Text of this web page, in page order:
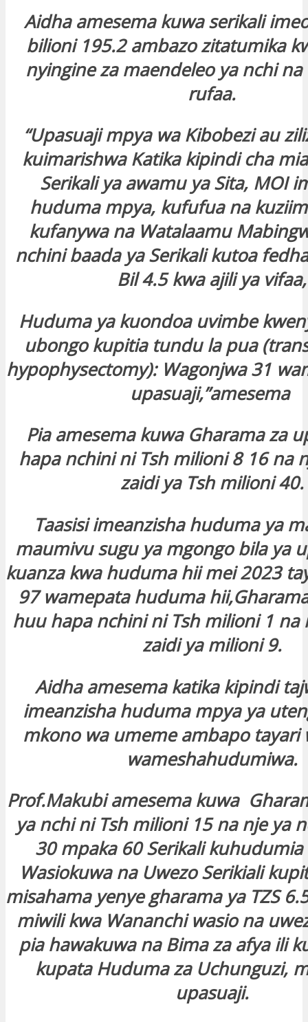
Aidha amesema kuwa serikali
bilioni 195.2 ambazo zitatumika
nyingine za maendeleo ya nchi
rufaa.
“Upasuaji mpya wa Kibobezi au
kuimarishwa Katika kipindi cha
Serikali ya awamu ya Sita, MOI
huduma mpya, kufufua na
kufanywa na Watalaamu
nchini baada ya Serikali kutoa
Bil 4.5 kwa ajili ya vifaa,
Huduma ya kuondoa uvimbe
ubongo kupitia tundu la pua
hypophysectomy): Wagonjwa 31
upasuaji,”amesema
Pia amesema kuwa Gharama za
hapa nchini ni Tsh milioni 8 16 na
zaidi ya Tsh milioni 40.
Taasisi imeanzisha huduma ya
maumivu sugu ya mgongo bila ya
kuanza kwa huduma hii mei 2023
97 wamepata huduma
huu hapa nchini ni Tsh milioni 1 na
zaidi ya milioni 9.
Aidha amesema katika kipindi
imeanzisha huduma mpya ya
mkono wa umeme ambapo tayari
wameshahudumiwa.
Prof.Makubi amesema kuwa
ya nchi ni Tsh milioni 15 na nje ya
30 mpaka 60 Serikali
Wasiokuwa na Uwezo Serikiali
misahama yenye gharama ya TZS
miwili kwa Wananchi wasio na
pia hawakuwa na Bima za afya ili
kupata Huduma za Uchunguzi,
upasuaji.